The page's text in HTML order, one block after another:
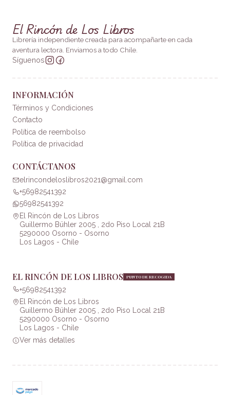
El Rincón de Los Libros
Librería independiente creada para acompañarte en cada
aventura lectora. Enviamos a todo Chile.
Síguenos
INFORMACIÓN
Términos y Condiciones
Contacto
Política de reembolso
Política de privacidad
CONTÁCTANOS
elrincondeloslibros2021@gmail.com
+56982541392
56982541392
El Rincón de Los Libros
Guillermo Bühler 2005 , 2do Piso Local 21B
5290000 Osorno - Osorno
Los Lagos - Chile
EL RINCÓN DE LOS LIBROS PUNTO DE RECOGIDA
+56982541392
El Rincón de Los Libros
Guillermo Bühler 2005 , 2do Piso Local 21B
5290000 Osorno - Osorno
Los Lagos - Chile
Ver más detalles